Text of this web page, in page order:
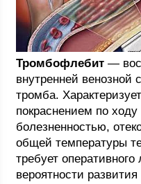
Тромбофлебит —
внутренней венозной
тромба.
покраснением по
болезненностью,
общей температуры
требует
вероятности